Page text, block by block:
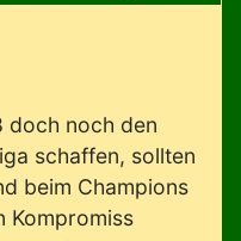
doch noch den
schaffen, sollten
beim Champions
Kompromiss